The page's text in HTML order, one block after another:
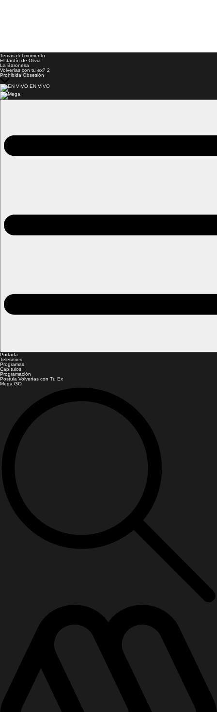
Temas del momento:
El Jardín de Olivia
La Baronesa
Volverías con tu ex? 2
Prohibida Obsesión
EN VIVO
Portada
Teleseries
Programas
Capítulos
Programación
Postula Volverías con Tu Ex
Mega GO